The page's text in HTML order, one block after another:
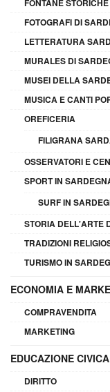
FONTANE STORICHE
FOTOGRAFI DI
LETTERATURA
MURALES DI
MUSEI DELLA
MUSICA E CANTI
OREFICERIA
FILIGRANA
OSSERVATORI E
SPORT IN
SURF IN
STORIA DELL'ARTE
TRADIZIONI
TURISMO IN
ECONOMIA E
COMPRAVENDITA
MARKETING
EDUCAZIONE
DIRITTO